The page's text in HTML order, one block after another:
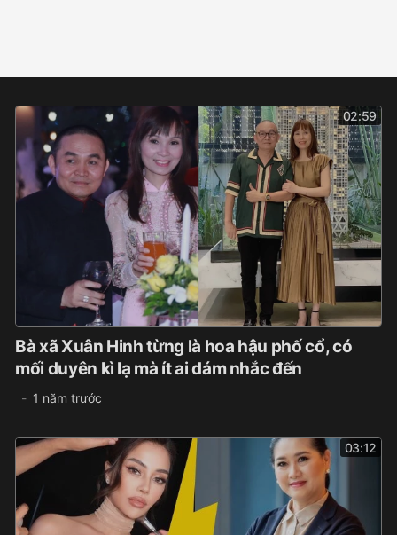
02:59
Bà xã Xuân Hinh từng là hoa hậu phố cổ, có
mối duyên kì lạ mà ít ai dám nhắc đến
1 năm trước
03:12